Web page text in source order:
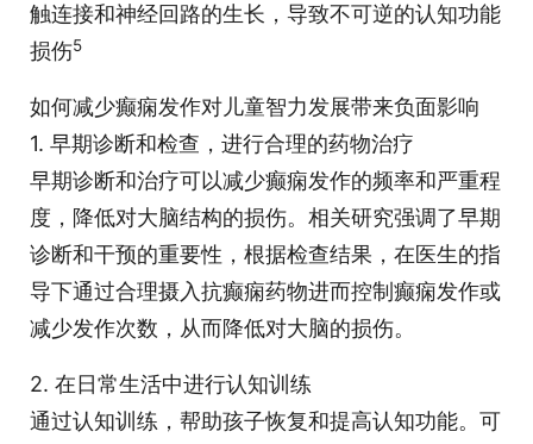
触连接和神经回路的生长，导致不可逆的认知功能
损伤5
如何减少癫痫发作对儿童智力发展带来负面影响
1. 早期诊断和检查，进行合理的药物治疗
早期诊断和治疗可以减少癫痫发作的频率和严重程
度，降低对大脑结构的损伤。相关研究强调了早期
诊断和干预的重要性，根据检查结果，在医生的指
导下通过合理摄入抗癫痫药物进而控制癫痫发作或
减少发作次数，从而降低对大脑的损伤。
2. 在日常生活中进行认知训练
通过认知训练，帮助孩子恢复和提高认知功能。可